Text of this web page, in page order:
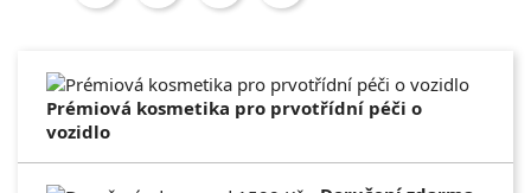
Prémiová kosmetika pro prvotřídní péči o
vozidlo